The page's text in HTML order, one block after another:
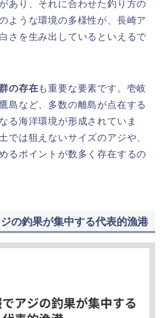
あり、それに合わせた釣り方の
ような環境の多様性が、長崎ア
さを生み出しているといえるで
の存在も重要な要素です。壱岐
島など、多数の離島が点在する
る海洋環境が形成されていま
では狙えないサイズのアジや、
るポイントが数多く存在するの
の釣果が集中する代表的漁港